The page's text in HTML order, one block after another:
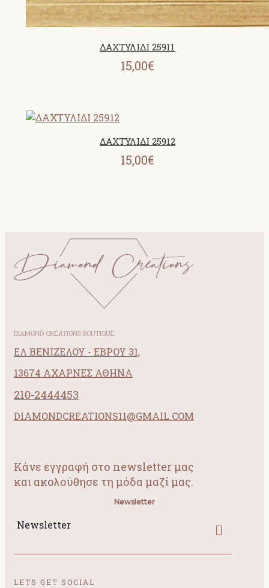
ΔΑΧΤΥΛΙΔΙ 25911
15,00€
ΔΑΧΤΥΛΙΔΙ 25912
15,00€
DIAMOND CREATIONS BOUTIQUE
ΕΛ ΒΕΝΙΖΕΛΟΥ - ΕΒΡΟΥ 31,
13674 ΑΧΑΡΝΕΣ ΑΘΗΝΑ
210-2444453
DIAMONDCREATIONS11@GMAIL.COM
Κάνε εγγραφή στο newsletter μας
και ακολούθησε τη μόδα μαζί μας.
Newsletter
Newsletter
LETS GET SOCIAL